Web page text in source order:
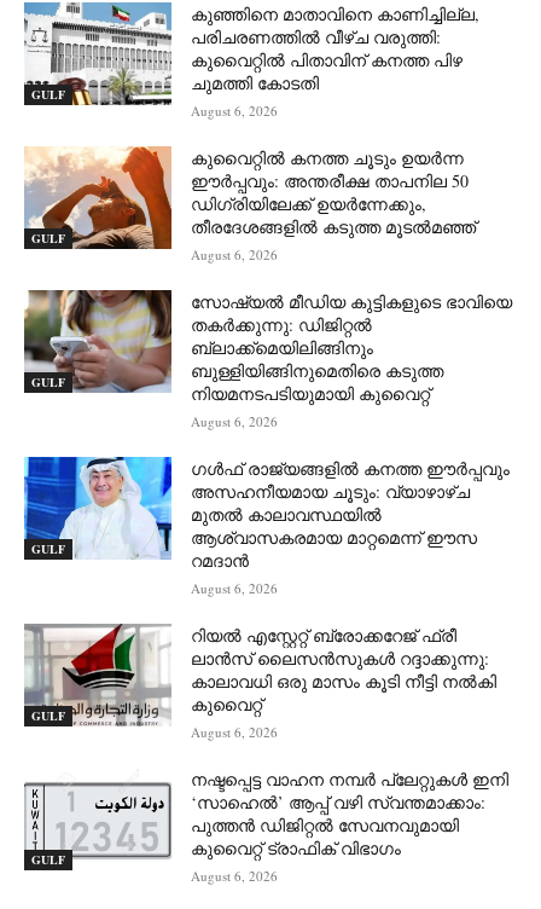
GULF
കുഞ്ഞിനെ മാതാവിനെ കാണിച്ചില്ല,
പരിചരണത്തിൽ വീഴ്ച വരുത്തി:
കുവൈറ്റിൽ പിതാവിന് കനത്ത പിഴ
ചുമത്തി കോടതി
August 6, 2026
GULF
കുവൈറ്റിൽ കനത്ത ചൂടും ഉയർന്ന
ഈർപ്പവും: അന്തരീക്ഷ താപനില 50
ഡിഗ്രിയിലേക്ക് ഉയർന്നേക്കും,
തീരദേശങ്ങളിൽ കടുത്ത മൂടൽമഞ്ഞ്
August 6, 2026
GULF
സോഷ്യൽ മീഡിയ കുട്ടികളുടെ ഭാവിയെ
തകർക്കുന്നു: ഡിജിറ്റൽ
ബ്ലാക്ക്‌മെയിലിങ്ങിനും
ബുള്ളിയിങ്ങിനുമെതിരെ കടുത്ത
നിയമനടപടിയുമായി കുവൈറ്റ്
August 6, 2026
GULF
ഗൾഫ് രാജ്യങ്ങളിൽ കനത്ത ഈർപ്പവും
അസഹനീയമായ ചൂടും: വ്യാഴാഴ്ച
മുതൽ കാലാവസ്ഥയിൽ
ആശ്വാസകരമായ മാറ്റമെന്ന് ഈസ
റമദാൻ
August 6, 2026
GULF
റിയൽ എസ്റ്റേറ്റ് ബ്രോക്കറേജ് ഫ്രീ
ലാൻസ് ലൈസൻസുകൾ റദ്ദാക്കുന്നു:
കാലാവധി ഒരു മാസം കൂടി നീട്ടി നൽകി
കുവൈറ്റ്
August 6, 2026
GULF
നഷ്ടപ്പെട്ട വാഹന നമ്പർ പ്ലേറ്റുകൾ ഇനി
‘സാഹെൽ’ ആപ്പ് വഴി സ്വന്തമാക്കാം:
പുത്തൻ ഡിജിറ്റൽ സേവനവുമായി
കുവൈറ്റ് ട്രാഫിക് വിഭാഗം
August 6, 2026